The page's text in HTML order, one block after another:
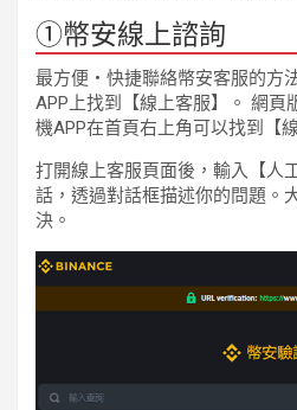
①幣安線上諮詢
最方便・快捷聯絡幣安客服的方
APP上找到【線上客服】。 網頁
機APP在首頁右上角可以找到【
打開線上客服頁面後，輸入【人
話，透過對話框描述你的問題。
決。